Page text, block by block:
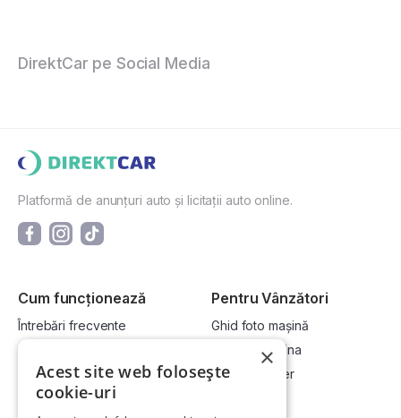
DirektCar pe Social Media
Platformă de anunțuri auto și licitații auto online.
Cum funcționează
Întrebări frecvente
Cum vând la licitație?
Pentru Vânzători
Ghid foto mașină
Vinde-ți mașina
Devino dealer
×
Acest site web folosește
cookie-uri